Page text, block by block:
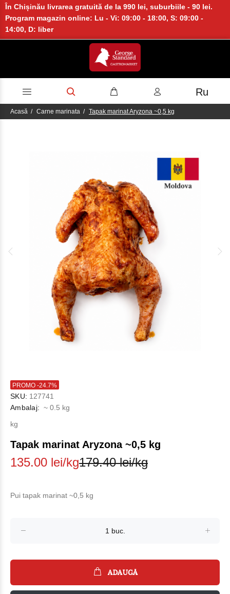
În Chișinău livrarea gratuită de la 990 lei, suburbiile - 90 lei.
Program magazin online: Lu - Vi: 09:00 - 18:00, S: 09:00 -
14:00, D: liber
Ru
Acasă Carne marinata Tapak marinat Aryzona ~0,5 kg
PROMO -24.7%
SKU: 127741
Ambalaj: ~ 0.5 kg
kg
Tapak marinat Aryzona ~0,5 kg
135.00 lei/kg179.40 lei/kg
Pui tapak marinat ~0,5 kg
ADAUGĂ